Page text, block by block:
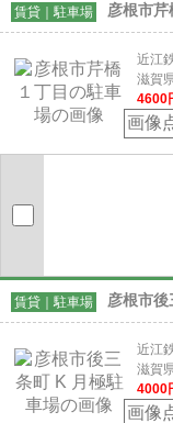
賃貸｜駐車場 彦根市
近江
滋賀
4600
画像
賃貸｜駐車場 彦根市
近江
滋賀
4000
画像